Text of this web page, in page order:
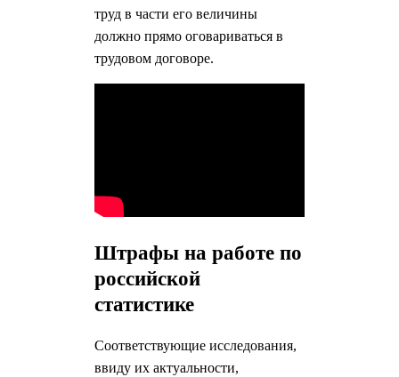
труд в части его величины
должно прямо оговариваться в
трудовом договоре.
Штрафы на работе по
российской
статистике
Соответствующие исследования,
ввиду их актуальности,